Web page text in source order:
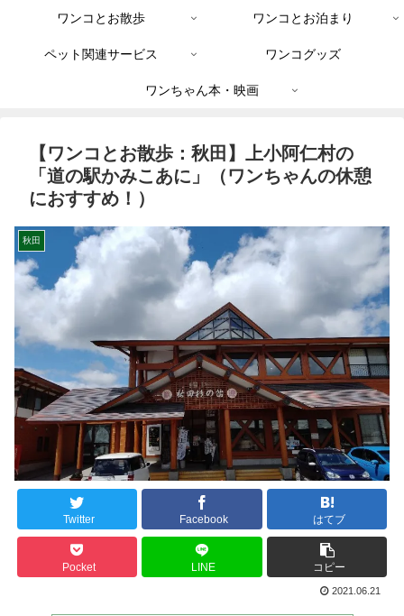
ワンコとお散歩 ワンコとお泊まり
ペット関連サービス ワンコグッズ
ワンちゃん本・映画
【ワンコとお散歩：秋田】上小阿仁村の
「道の駅かみこあに」（ワンちゃんの休憩
におすすめ！）
秋田
Twitter Facebook はてブ
Pocket LINE コピー
2021.06.21